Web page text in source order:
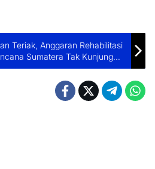
Teriak, Anggaran Rehabilitasi
Sumatera Tak Kunjung